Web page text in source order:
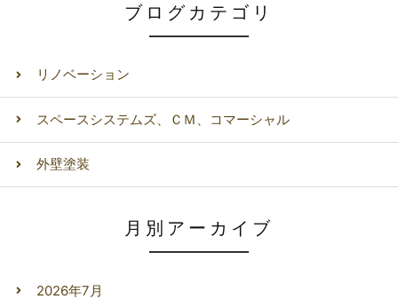
ブログカテゴリ
リノベーション
スペースシステムズ、ＣＭ、コマーシャル
外壁塗装
月別アーカイブ
2026年7月